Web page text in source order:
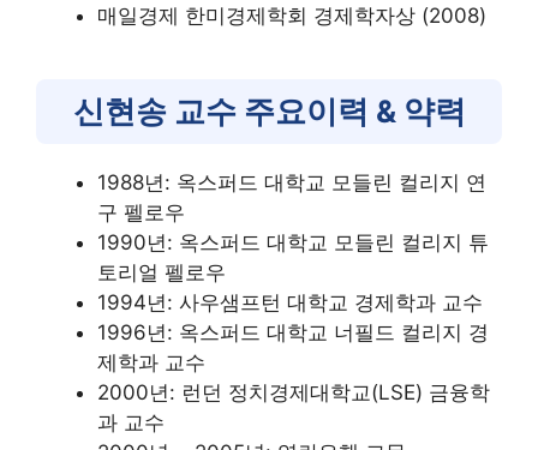
매일경제 한미경제학회 경제학자상 (2008)
신현송 교수 주요이력 & 약력
1988년: 옥스퍼드 대학교 모들린 컬리지 연
구 펠로우
1990년: 옥스퍼드 대학교 모들린 컬리지 튜
토리얼 펠로우
1994년: 사우샘프턴 대학교 경제학과 교수
1996년: 옥스퍼드 대학교 너필드 컬리지 경
제학과 교수
2000년: 런던 정치경제대학교(LSE) 금융학
과 교수